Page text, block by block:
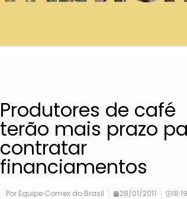
Produtores de café
terão mais prazo
contratar
financiamentos
Por Equipe Comex do Brasil 28/01/2011 18:19